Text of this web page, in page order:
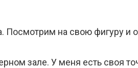
Посмотрим на свою фигуру и
зале. У меня есть своя